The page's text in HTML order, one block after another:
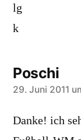
lg
k
Poschi
sagt:
29. Juni 2011
Danke! ich